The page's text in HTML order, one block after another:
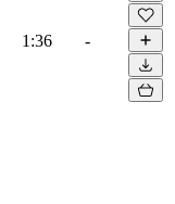
1:36 -